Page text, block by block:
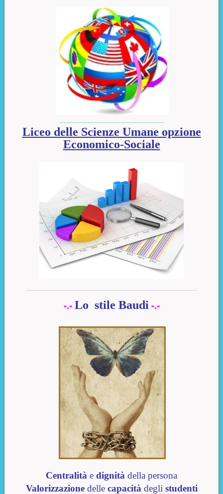
......................................................................
Liceo delle Scienze Umane opzione
Economico-Sociale
-.- Lo stile Baudi -.-
Centralità e dignità della persona
Valorizzazionedelle capacità degli studenti